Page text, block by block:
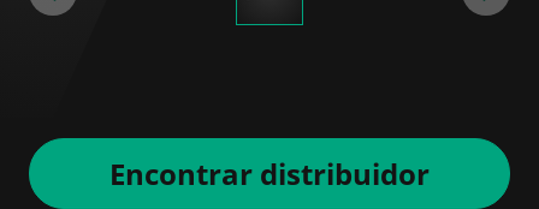
Encontrar distribuidor